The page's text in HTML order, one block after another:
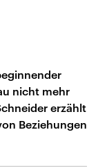
nicht mehr
erzählt
Beziehungen